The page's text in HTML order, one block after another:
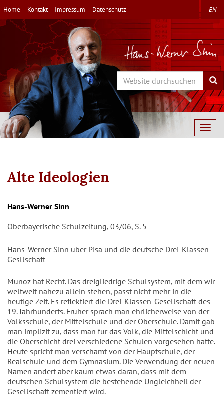
Direkt
zum
Inhalt
Home Kontakt Impressum Datenschutz EN
Search
Alte Ideologien
Autor/en
Hans-Werner Sinn
Oberbayerische Schulzeitung, 03/06, S. 5
Hans-Werner Sinn über Pisa und die deutsche Drei-Klassen-
Gesllschaft
Munoz hat Recht. Das dreigliedrige Schulsystem, mit dem wir
weltweit nahezu allein stehen, passt nicht mehr in die
heutige Zeit. Es reflektiert die Drei-Klassen-Gesellschaft des
19. Jahrhunderts. Früher sprach man ehrlicherweise von der
Volksschule, der Mittelschule und der Oberschule. Damit gab
man implizit zu, dass man für das Volk, die Mittelschicht und
die Oberschicht drei verschiedene Schulen vorgesehen hatte.
Heute spricht man verschämt von der Hauptschule, der
Realschule und dem Gymnasium. Die Verwendung der neuen
Namen ändert aber kaum etwas daran, dass mit dem
deutschen Schulsystem die bestehende Ungleichheil der
Gesellschaft zementiert wird.